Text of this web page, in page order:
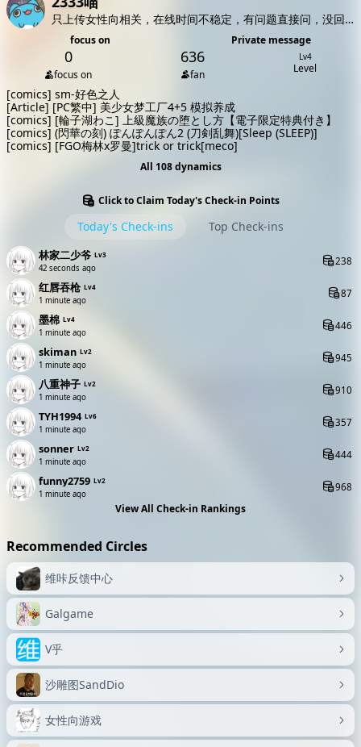
只上传女性向相关，在线时间不稳定，有问题直接问，没回复请私信。
focus on Private message
0
focus on
636
fan
Lv4
Level
[comics] sm-好色之人
[Article] [PC繁中] 美少女梦工厂4+5 模拟养成
[comics] [輪子湖わこ] 上級魔族の堕とし方【電子限定特典付き】
[comics] (閃華の刻) ぽんぽんぽん2 (刀剣乱舞)[Sleep (SLEEP)]
[comics] [FGO梅林x罗曼]trick or trick[meco]
All 108 dynamics
Click to Claim Today's Check-in Points
Today's Check-ins Top Check-ins
林家二少爷 Lv3
44 seconds ago
238
红唇吞枪 Lv4
1 minute ago
87
墨棉 Lv4
1 minute ago
446
skiman Lv2
1 minute ago
945
八重神子 Lv2
1 minute ago
910
TYH1994 Lv6
1 minute ago
357
sonner Lv2
1 minute ago
444
funny2759 Lv2
1 minute ago
968
View All Check-in Rankings
Recommended Circles
维咔反馈中心
Galgame
V乎
沙雕图SandDio
女性向游戏